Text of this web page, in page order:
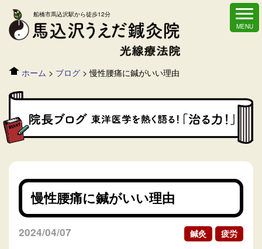
船橋市馬込沢駅から徒歩12分
ホーム > ブログ>慢性腰痛に鍼がいい理由
慢性腰痛に鍼がいい理由
2024/04/07 鍼灸 疲労